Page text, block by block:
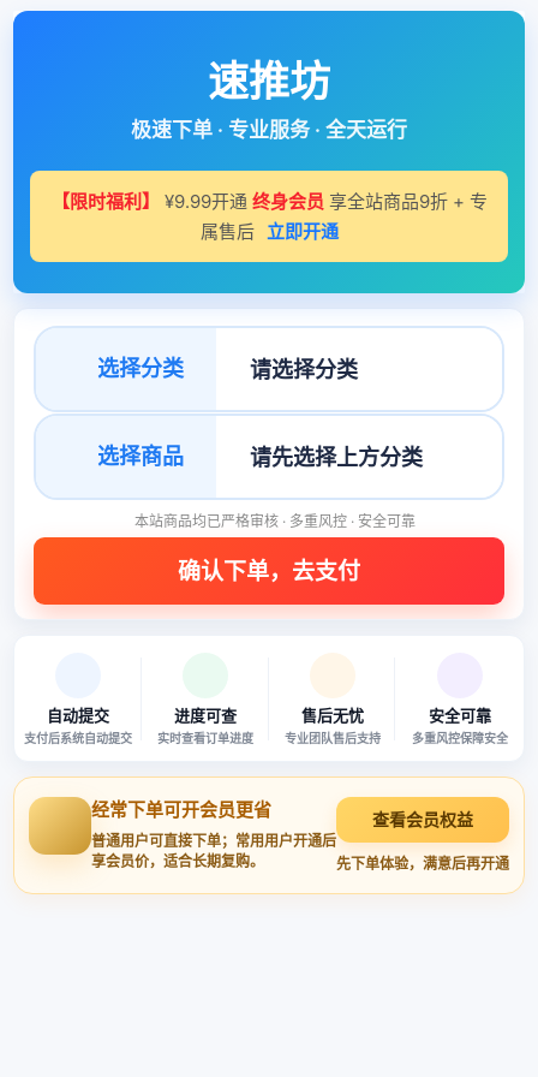
速推坊
极速下单 · 专业服务 · 全天运行
【限时福利】 ¥9.99开通 终身会员 享全站商品9折 + 专
属售后 立即开通
选择分类
选择商品
本站商品均已严格审核 · 多重风控 · 安全可靠
自动提交
支付后系统自动提交
进度可查
实时查看订单进度
售后无忧
专业团队售后支持
安全可靠
多重风控保障安全
经常下单可开会员更省
普通用户可直接下单；常用用户开通后
享会员价，适合长期复购。
查看会员权益
先下单体验，满意后再开通